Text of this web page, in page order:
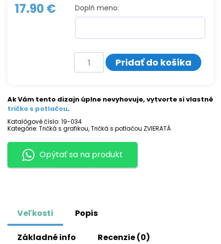
17.90€ Doplň meno:
množstvo
Tričko
s
Pridať do košíka
Ak Vám tento dizajn úplne nevyhovuje, vytvorte si vlastné
tričko s potlačou.
Katalógové číslo: 19-034
Kategórie: Tričká s grafikou,Tričká s potlačou ZVIERATÁ
Opýtať sa na produkt
Veľkosti Popis
Základné info Recenzie (0)